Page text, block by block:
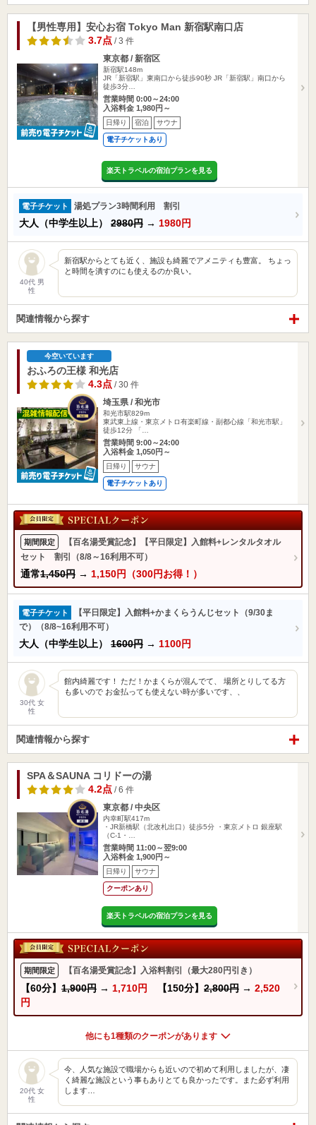
【男性専用】安心お宿 Tokyo Man 新宿駅南口店
3.7点 / 3 件
東京都 / 新宿区
新宿駅148m
JR「新宿駅」東南口から徒歩90秒 JR「新宿駅」南口から
徒歩3分…
営業時間 0:00～24:00
入浴料金 1,980円～
日帰り 宿泊 サウナ
電子チケットあり
楽天トラベルの宿泊プランを見る
電子チケット 湯処プラン3時間利用 割引
大人（中学生以上） 2980円 → 1980円
40代 男
性
新宿駅からとても近く、施設も綺麗でアメニティも豊富。 ちょっ
と時間を潰すのにも使えるのか良い。
関連情報から探す
今空いています
おふろの王様 和光店
4.3点 / 30 件
埼玉県 / 和光市
和光市駅829m
東武東上線・東京メトロ有楽町線・副都心線「和光市駅」
徒歩12分 「…
営業時間 9:00～24:00
入浴料金 1,050円～
日帰り サウナ
電子チケットあり
期間限定
【百名湯受賞記念】【平日限定】入館料+レンタルタオル
セット 割引（8/8～16利用不可）
通常1,450円 → 1,150円（300円お得！）
電子チケット
【平日限定】入館料+かまくらうんじセット（9/30ま
で）（8/8~16利用不可）
大人（中学生以上） 1600円 → 1100円
30代 女
性
館内綺麗です！ ただ！かまくらが混んでて、 場所とりしてる方
も多いので お金払っても使えない時が多いです、、
関連情報から探す
SPA＆SAUNA コリドーの湯
4.2点 / 6 件
東京都 / 中央区
内幸町駅417m
・JR新橋駅（北改札出口）徒歩5分 ・東京メトロ 銀座駅
（C-1・…
営業時間 11:00～翌9:00
入浴料金 1,900円～
日帰り サウナ
クーポンあり
楽天トラベルの宿泊プランを見る
期間限定 【百名湯受賞記念】入浴料割引（最大280円引き）
【60分】 1,900円 → 1,710円 【150分】 2,800円 → 2,520
円
他にも1種類のクーポンがあります
20代 女
性
今、人気な施設で職場からも近いので初めて利用しましたが、凄
く綺麗な施設という事もありとても良かったです。また必ず利用
します…